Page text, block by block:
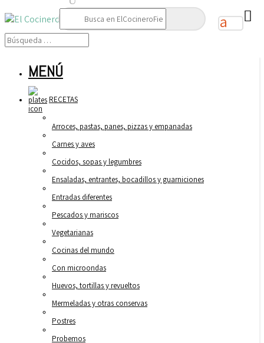
Buscar:
MENÚ
RECETAS
Arroces, pastas, panes, pizzas y empanadas
Carnes y aves
Cocidos, sopas y legumbres
Ensaladas, entrantes, bocadillos y guarniciones
Entradas diferentes
Pescados y mariscos
Vegetarianas
Cocinas del mundo
Con microondas
Huevos, tortillas y revueltos
Mermeladas y otras conservas
Postres
Probemos